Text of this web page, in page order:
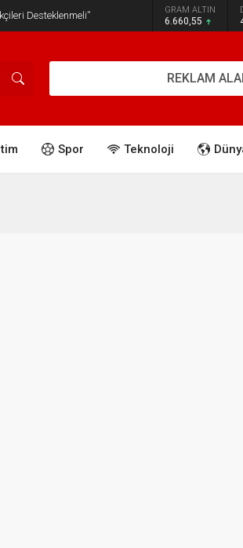
Desteklenmeli” GRAM ALTIN
6.660,55
REKLAM
Spor Teknoloji